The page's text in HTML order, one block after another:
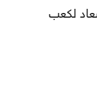
لكعب